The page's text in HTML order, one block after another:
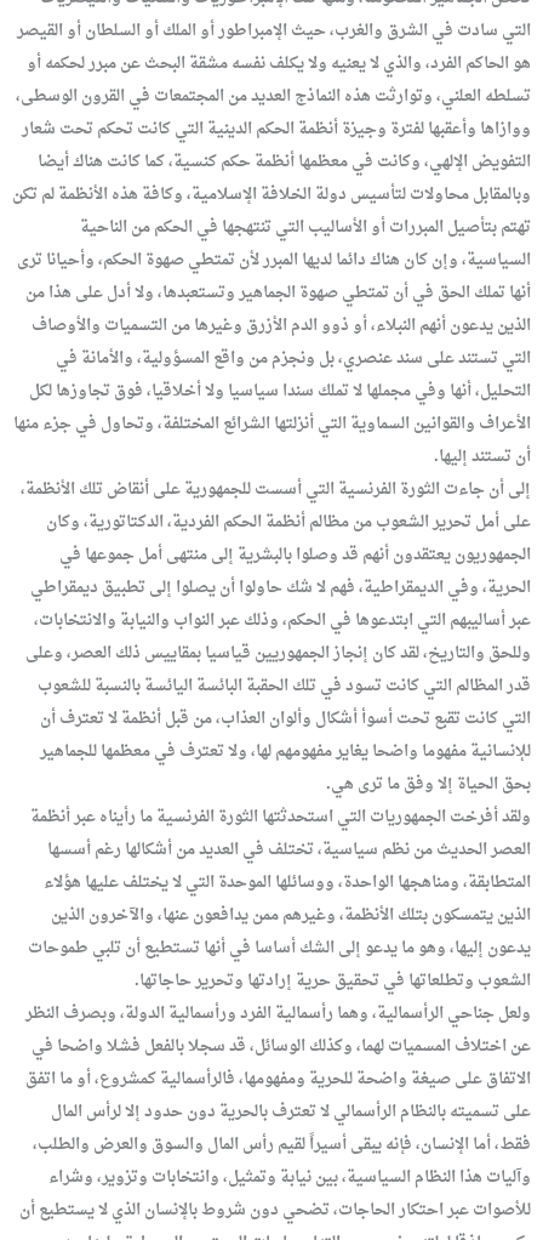
التي سادت في الشرق والغرب، حيث الإمبراطور أو الملك أو السلطان أو القيصر
هو الحاكم الفرد، والذي لا يعنيه ولا يكلف نفسه مشقة البحث عن مبرر لحكمه أو
تسلطه العلني، وتوارثت هذه النماذج العديد من المجتمعات في القرون الوسطى،
ووازاها وأعقبها لفترة وجيزة أنظمة الحكم الدينية التي كانت تحكم تحت شعار
التفويض الإلهي، وكانت في معظمها أنظمة حكم كنسية، كما كانت هناك أيضا
وبالمقابل محاولات لتأسيس دولة الخلافة الإسلامية، وكافة هذه الأنظمة لم تكن
تهتم بتأصيل المبررات أو الأساليب التي تنتهجها في الحكم من الناحية
السياسية، وإن كان هناك دائما لديها المبرر لأن تمتطي صهوة الحكم، وأحيانا ترى
أنها تملك الحق في أن تمتطي صهوة الجماهير وتستعبدها، ولا أدل على هذا من
الذين يدعون أنهم النبلاء، أو ذوو الدم الأزرق وغيرها من التسميات والأوصاف
التي تستند على سند عنصري، بل ونجزم من واقع المسؤولية، والأمانة في
التحليل، أنها وفي مجملها لا تملك سندا سياسيا ولا أخلاقيا، فوق تجاوزها لكل
الأعراف والقوانين السماوية التي أنزلتها الشرائع المختلفة، وتحاول في جزء منها
أن تستند إليها.
إلى أن جاءت الثورة الفرنسية التي أسست للجمهورية على أنقاض تلك الأنظمة،
على أمل تحرير الشعوب من مظالم أنظمة الحكم الفردية، الدكتاتورية، وكان
الجمهوريون يعتقدون أنهم قد وصلوا بالبشرية إلى منتهى أمل جموعها في
الحرية، وفي الديمقراطية، فهم لا شك حاولوا أن يصلوا إلى تطبيق ديمقراطي
عبر أساليبهم التي ابتدعوها في الحكم، وذلك عبر النواب والنيابة والانتخابات،
وللحق والتاريخ، لقد كان إنجاز الجمهوريين قياسيا بمقاييس ذلك العصر، وعلى
قدر المظالم التي كانت تسود في تلك الحقبة البائسة اليائسة بالنسبة للشعوب
التي كانت تقبع تحت أسوأ أشكال وألوان العذاب، من قبل أنظمة لا تعترف أن
للإنسانية مفهوما واضحا يغاير مفهومهم لها، ولا تعترف في معظمها للجماهير
بحق الحياة إلا وفق ما ترى هي.
ولقد أفرخت الجمهوريات التي استحدثتها الثورة الفرنسية ما رأيناه عبر أنظمة
العصر الحديث من نظم سياسية، تختلف في العديد من أشكالها رغم أسسها
المتطابقة، ومناهجها الواحدة، ووسائلها الموحدة التي لا يختلف عليها هؤلاء
الذين يتمسكون بتلك الأنظمة، وغيرهم ممن يدافعون عنها، والآخرون الذين
يدعون إليها، وهو ما يدعو إلى الشك أساسا في أنها تستطيع أن تلبي طموحات
الشعوب وتطلعاتها في تحقيق حرية إرادتها وتحرير حاجاتها.
ولعل جناحي الرأسمالية، وهما رأسمالية الفرد ورأسمالية الدولة، وبصرف النظر
عن اختلاف المسميات لهما، وكذلك الوسائل، قد سجلا بالفعل فشلا واضحا في
الاتفاق على صيغة واضحة للحرية ومفهومها، فالرأسمالية كمشروع، أو ما اتفق
على تسميته بالنظام الرأسمالي لا تعترف بالحرية دون حدود إلا لرأس المال
فقط، أما الإنسان، فإنه يبقى أسيراً لقيم رأس المال والسوق والعرض والطلب،
وآليات هذا النظام السياسية، بين نيابة وتمثيل، وانتخابات وتزوير، وشراء
للأصوات عبر احتكار الحاجات، تضحي دون شروط بالإنسان الذي لا يستطيع أن